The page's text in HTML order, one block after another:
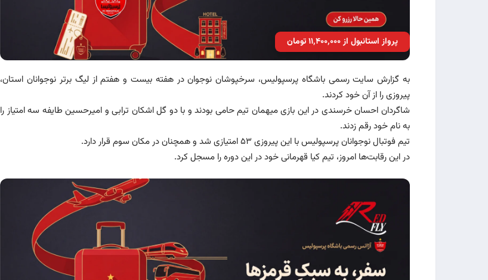
پرواز استانبول از ۱۱٬۴۰۰٬۰۰۰ تومان
به گزارش سایت رسمی باشگاه پرسپولیس، سرخپوشان نوجوان در هفته بیست و هفتم از لیگ برتر نوجوانان استان،
پیروزی را از آن خود کردند.
شاگردان احسان خرسندی در این بازی میهمان تیم حامی بودند و با دو گل اشکان ترابی و امیرحسین طایفه سه امتیاز را
به نام خود رقم زدند.
تیم فوتبال نوجوانان پرسپولیس با این پیروزی ۵۳ امتیازی شد و همچنان در مکان سوم قرار دارد.
در این رقابت‌ها امروز، تیم کیا قهرمانی خود در این دوره را مسجل کرد.